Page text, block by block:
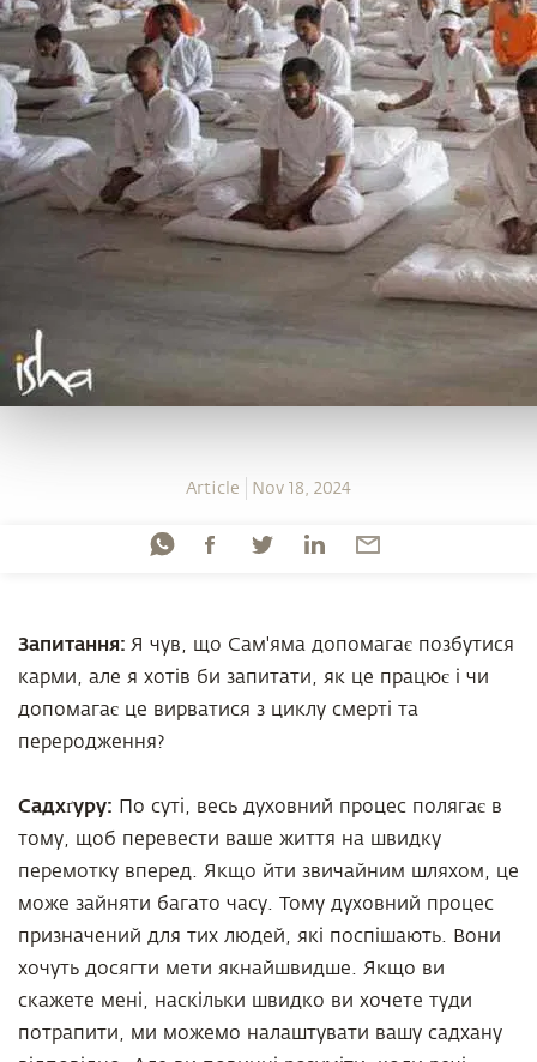
Article Nov 18, 2024
Запитання: Я чув, що Сам'яма допомагає позбутися
карми, але я хотів би запитати, як це працює і чи
допомагає це вирватися з циклу смерті та
переродження?
Садхґуру: По суті, весь духовний процес полягає в
тому, щоб перевести ваше життя на швидку
перемотку вперед. Якщо йти звичайним шляхом, це
може зайняти багато часу. Тому духовний процес
призначений для тих людей, які поспішають. Вони
хочуть досягти мети якнайшвидше. Якщо ви
скажете мені, наскільки швидко ви хочете туди
потрапити, ми можемо налаштувати вашу садхану